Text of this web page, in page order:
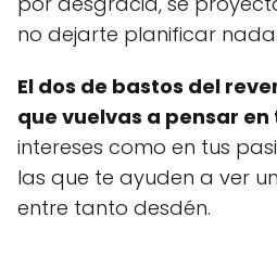
no dejarte planificar nada.
El dos de bastos del
que vuelvas a pensar en
intereses como en tus
las que te ayuden a ver
entre tanto desdén.